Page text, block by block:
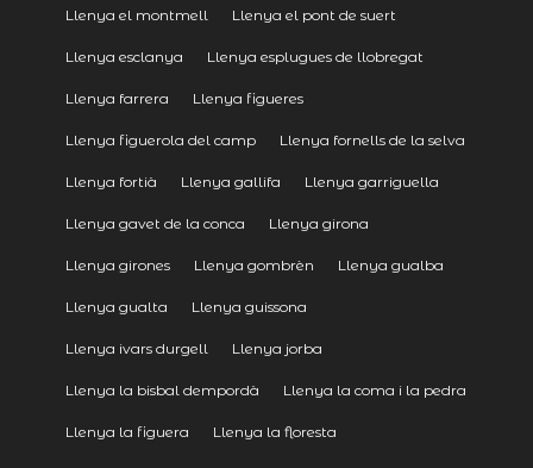
Llenya el montmell Llenya el pont de suert
Llenya esclanya Llenya esplugues de llobregat
Llenya farrera Llenya figueres
Llenya figuerola del camp Llenya fornells de la selva
Llenya fortià Llenya gallifa Llenya garriguella
Llenya gavet de la conca Llenya girona
Llenya girones Llenya gombrèn Llenya gualba
Llenya gualta Llenya guissona
Llenya ivars durgell Llenya jorba
Llenya la bisbal dempordà Llenya la coma i la pedra
Llenya la figuera Llenya la floresta